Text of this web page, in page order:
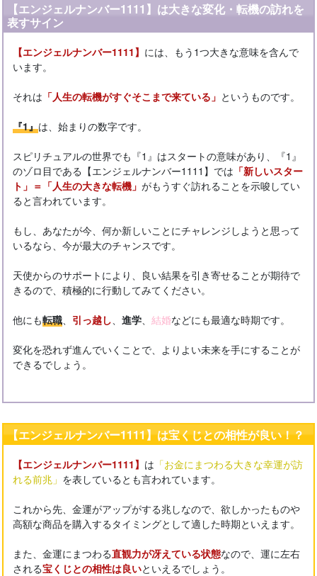
【エンジェルナンバー1111】は大きな変化・転機の訪れを
表すサイン
【エンジェルナンバー1111】 には、もう1つ大きな意味を含んで
います。
それは 「人生の転機がすぐそこまで来ている」 というものです。
『1』は、始まりの数字です。
スピリチュアルの世界でも『1』はスタートの意味があり、『1』
のゾロ目である【エンジェルナンバー1111】では 「新しいスター
ト」＝「人生の大きな転機」がもうすぐ訪れることを示唆してい
ると言われています。
もし、あなたが今、何か新しいことにチャレンジしようと思って
いるなら、今が最大のチャンスです。
天使からのサポートにより、良い結果を引き寄せることが期待で
きるので、積極的に行動してみてください。
他にも転職 引っ越し 、進学 、結婚などにも最適な時期です。
変化を恐れず進んでいくことで、よりよい未来を手にすることが
できるでしょう。
【エンジェルナンバー1111】は宝くじとの相性が良い！？
【エンジェルナンバー1111】 は 「お金にまつわる大きな幸運が訪
れる前兆」 を表しているとも言われています。
これから先、金運がアップがする兆しなので、欲しかったものや
高額な商品を購入するタイミングとして適した時期といえます。
また、金運にまつわる直観力が冴えている状態なので、運に左右
される宝くじとの相性は良いといえるでしょう。